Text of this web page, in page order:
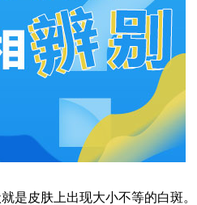
皮肤上出现大小不等的白斑。